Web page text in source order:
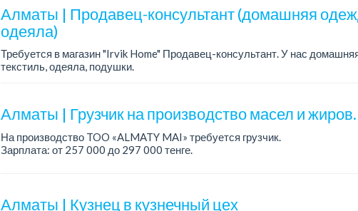
Алматы | Продавец-консультант (домашняя
одеяла)
Требуется в магазин "Irvik Home" Продавец-консультант. У нас
текстиль, одеяла, подушки.
Алматы | Грузчик на производство масел и жиров.
На производство TOO «ALMATY MAI» требуется грузчик.
Зарплата: от 257 000 до 297 000 тенге.
Алматы | Кузнец в кузнечный цех